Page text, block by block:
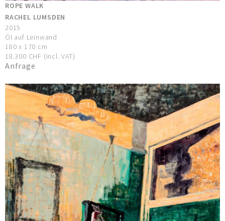
ROPE WALK
RACHEL LUMSDEN
2015
Öl auf Leinwand
180 x 170 cm
18.300 CHF (incl. VAT)
Anfrage